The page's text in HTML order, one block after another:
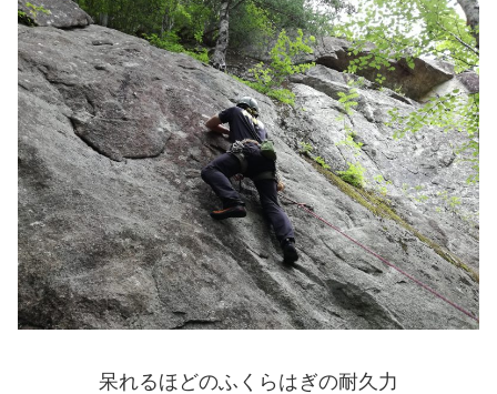
呆れるほどのふくらはぎの耐久力